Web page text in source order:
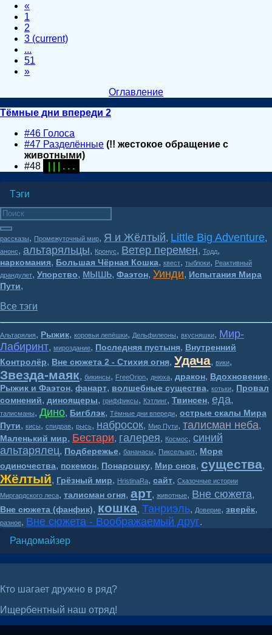
«
1
2
3 (current)
...
51
»
Оглавление
Тёмные дни впереди 2
#46 Голоса
#47 Разделённые (!! жестокое обращение с
животными)
#48
| | | . . .
Тэги
рассказы, Промежуточный мир, Я и Жёлтый, Little Big Adventure,
анонс, альтаряльцы, Кронус, Ветер перемен, Тодд,
наркомания, Большая Чёрная Кошка, квест, тыблоки, Реактивный
драндулет, Упорство, мышь, Фаэтон, Уинди, Испытания Мира
Пути,
Все тэги
Альтарялия, Рыжик, коровьи лепёшки, Дельфилеоны, вкусняшки, Мир-
Лабиринт, мироздание, Последняя пустыня, Внутренний
Контролёр, Вне сюжета 2 - Стихия огня, Удача, вики,
Звезда-маяк, бикинсы, FreeOrion, днюха, дракон, Вдохновение,
Рыжик и Фаэтон, фанарт, волшебные существа, котьки, Провал
сомнений, диноящеры, гриффиксы, Кэтлинг, Твинсен, еда,
талисманы, Дино, Бигблэк, Тёмные дни впереди, острые скалы Мира
Пути, кисы, спидрав, рысь, набросок, Мир Пути, талисман неба,
Маленький мир, Бестари, галерея, Космос, синий
альтарялец, Подбережье, бананасы, Пиксельарт, Море
одиночества, покемон, Понарошку, Мир снов, существа,
Жёлтый, Грёзный мир, HristinaRa, сайт, Сказочные истории
Миргардского леса, талисман огня, арт, животные, Вне сюжета,
Вне сюжета (фанфик), кошка, Танриэль, Доверие, зверёк,
разное, Вне сюжета - Воображаемый друг.
Рандомайзер
Кто шагает дружно в ряд?
Ищербентный наш отряд!